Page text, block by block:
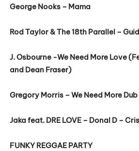
George Nooks – Mama
Rod Taylor & The 18th Parallel –
J. Osbourne -We Need More Love
and Dean Fraser)
Gregory Morris – We Need More Dub
Jaka feat. DRE LOVE – Donal D –
FUNKY REGGAE PARTY